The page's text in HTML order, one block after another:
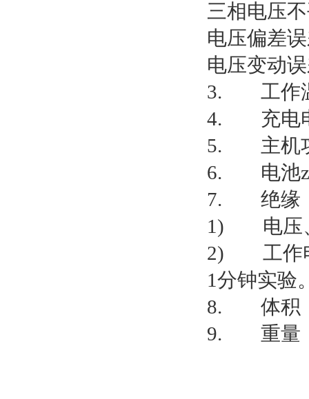
三相电压
电压偏差
电压变动
3. 工作
4. 充电电
5. 主机
6. 电池
7. 绝缘
1) 电压、
2) 工作电
1分钟实验
8. 体积：
9. 重量